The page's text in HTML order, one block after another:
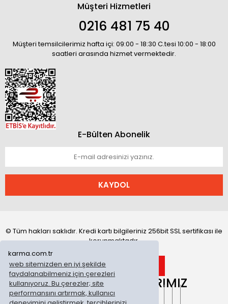
karma.com.tr
web sitemizden en iyi şekilde
faydalanabilmeniz için çerezleri
kullanıyoruz. Bu çerezler; site
performansını artırmak, kullanıcı
Müşteri Hizmetleri
0216 481 75 40
Müşteri temsilcilerimiz hafta içi: 09:00 - 18:30 C.tesi 10:00 - 18:00
saatleri arasında hizmet vermektedir.
E-Bülten Abonelik
KAYDOL
© Tüm hakları saklıdır. Kredi kartı bilgileriniz 256bit SSL sertifikası ile
korunmaktadır.
ONLİNE MAĞAZALARIMIZ